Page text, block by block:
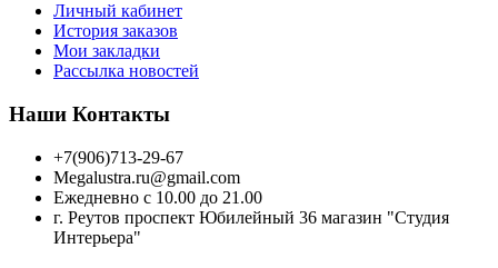
Личный кабинет
История заказов
Мои закладки
Рассылка новостей
Наши Контакты
+7(906)713-29-67
Megalustra.ru@gmail.com
Ежедневно с 10.00 до 21.00
г. Реутов проспект Юбилейный 36 магазин "Студия
Интерьера"